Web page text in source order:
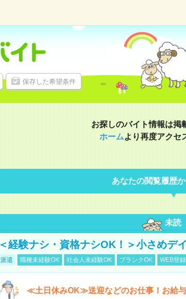
保存した希望条件
お探しのバイト情報は掲
ホームより再度アクセ
あなたの閲覧履歴
未読
＜経験ナシ・資格ナシOK！＞小さめデ
派遣 職種未経験OK 社会人未経験OK ブランクOK WEB登
≪土日休みOK≫送迎などのお仕事！お給与